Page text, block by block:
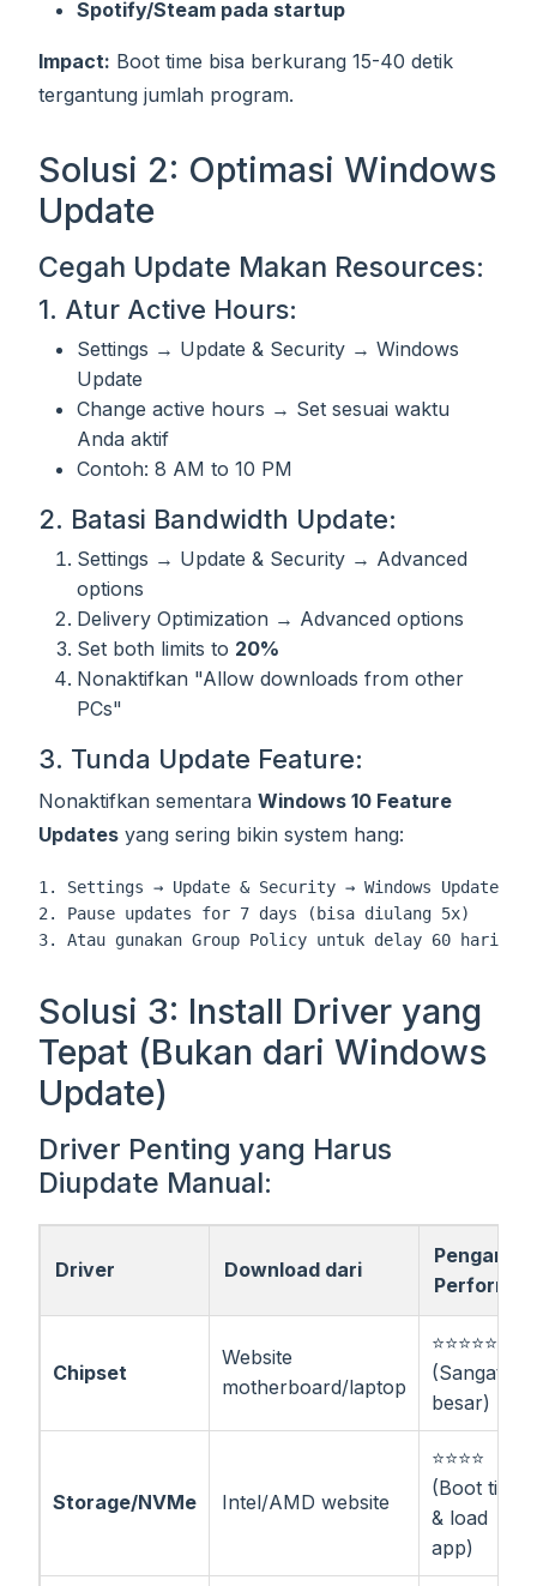
Spotify/Steam pada startup
Impact: Boot time bisa berkurang 15-40 detik
tergantung jumlah program.
Solusi 2: Optimasi Windows
Update
Cegah Update Makan Resources:
1. Atur Active Hours:
Settings → Update & Security → Windows
Update
Change active hours → Set sesuai waktu
Anda aktif
Contoh: 8 AM to 10 PM
2. Batasi Bandwidth Update:
Settings → Update & Security → Advanced
options
Delivery Optimization → Advanced options
Set both limits to 20%
Nonaktifkan "Allow downloads from other
PCs"
3. Tunda Update Feature:
Nonaktifkan sementara Windows 10 Feature
Updates yang sering bikin system hang:
1. Settings → Update & Security → Windows Update
2. Pause updates for 7 days (bisa diulang 5x)
Solusi 3: Install Driver yang
Tepat (Bukan dari Windows
Update)
Driver Penting yang Harus
Diupdate Manual:
Driver Download dari
Pengaruh
Performa
Chipset
Website
motherboard/laptop
⭐⭐⭐⭐⭐
(Sangat
besar)
Storage/NVMe Intel/AMD website
⭐⭐⭐⭐
(Boot time
& load
app)